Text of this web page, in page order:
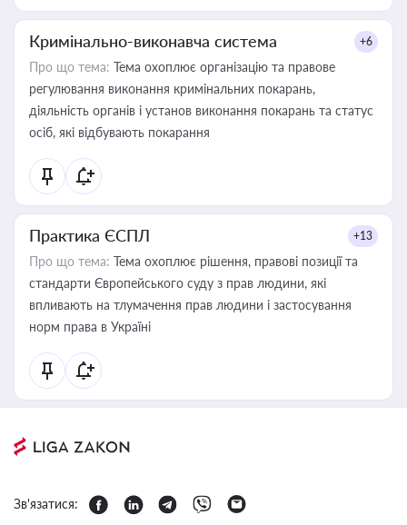
Кримінально-виконавча система +6
Про що тема: Тема охоплює організацію та правове
регулювання виконання кримінальних покарань,
діяльність органів і установ виконання покарань та статус
осіб, які відбувають покарання
Практика ЄСПЛ +13
Про що тема: Тема охоплює рішення, правові позиції та
стандарти Європейського суду з прав людини, які
впливають на тлумачення прав людини і застосування
норм права в Україні
Зв'язатися: